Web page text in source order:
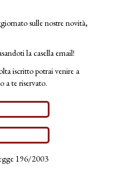
sulle nostre novità,
la casella email!
iscritto potrai venire a
a te riservato.
196/2003